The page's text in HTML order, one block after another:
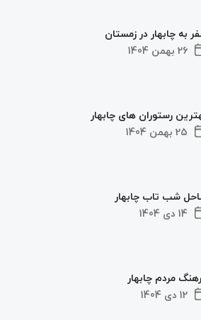
26 بهمن 1404
به چابهار در زمستان
25 بهمن 1404
رستوران های چابهار
14 دی 1404
شب‌ تاب چابهار
12 دی 1404
مردم چابهار